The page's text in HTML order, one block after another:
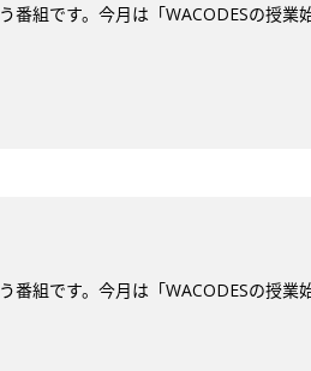
組です。今月は「WACODESの授業
組です。今月は「WACODESの授業